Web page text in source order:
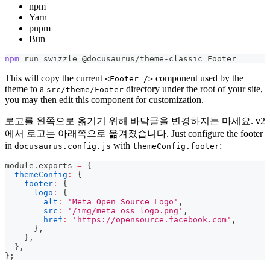
npm
Yarn
pnpm
Bun
npm run swizzle @docusaurus/theme-classic Footer
This will copy the current <Footer /> component used by the
theme to a src/theme/Footer directory under the root of your site,
you may then edit this component for customization.
로고를 왼쪽으로 옮기기 위해 바닥글을 변경하지는 마세요. v2
에서 로고는 아래쪽으로 옮겨졌습니다. Just configure the footer
in docusaurus.config.js with themeConfig.footer:
module . exports = {
themeConfig :
{
footer :
{
logo :
{
alt : 'Meta Open Source Logo' ,
src : '/img/meta_oss_logo.png' ,
href : 'https://opensource.facebook.com' ,
} ,
} ,
} ,
} ;